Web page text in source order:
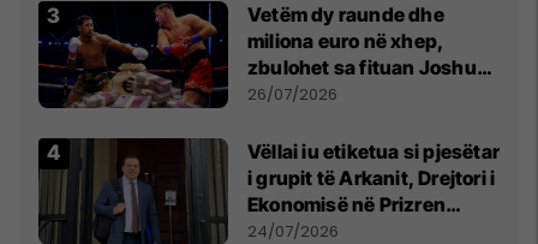
Vetëm dy raunde dhe
miliona euro në xhep,
zbulohet sa fituan Joshua
e Prenga
26/07/2026
Vëllai iu etiketua si pjesëtar
i grupit të Arkanit, Drejtori i
Ekonomisë në Prizren
mohon pretendimet
24/07/2026